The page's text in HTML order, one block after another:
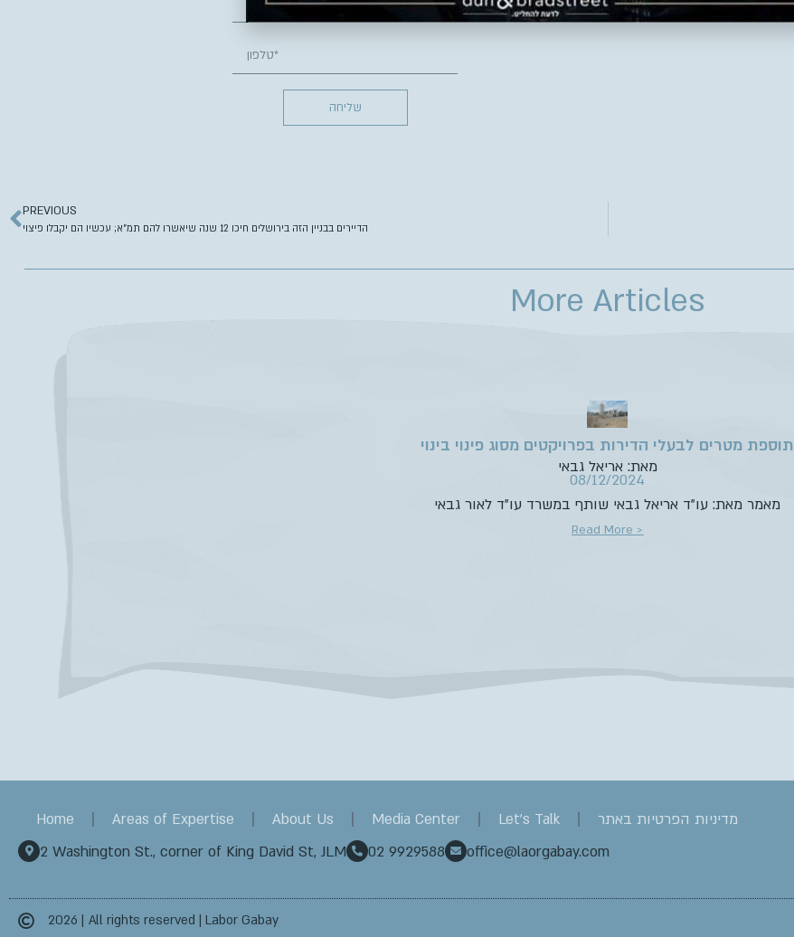
שליחה
PREVIOUS
הדיירים בבניין הזה בירושלים חיכו 12 שנה שיאשרו להם תמ”א; עכשיו הם יקבלו פיצוי
More Articles
תוספת מטרים לבעלי הדירות בפרויקטים מסוג פינוי בינוי
מאת: אריאל גבאי
08/12/2024
מאמר מאת: עו”ד אריאל גבאי שותף במשרד עו”ד לאור גבאי
Read More >
Home Areas of Expertise About Us Media Center Let's Talk
מדיניות הפרטיות באתר
2 Washington St., corner of King David St, JLM
02 9929588 office@laorgabay.com
2026 | All rights reserved | Labor Gabay